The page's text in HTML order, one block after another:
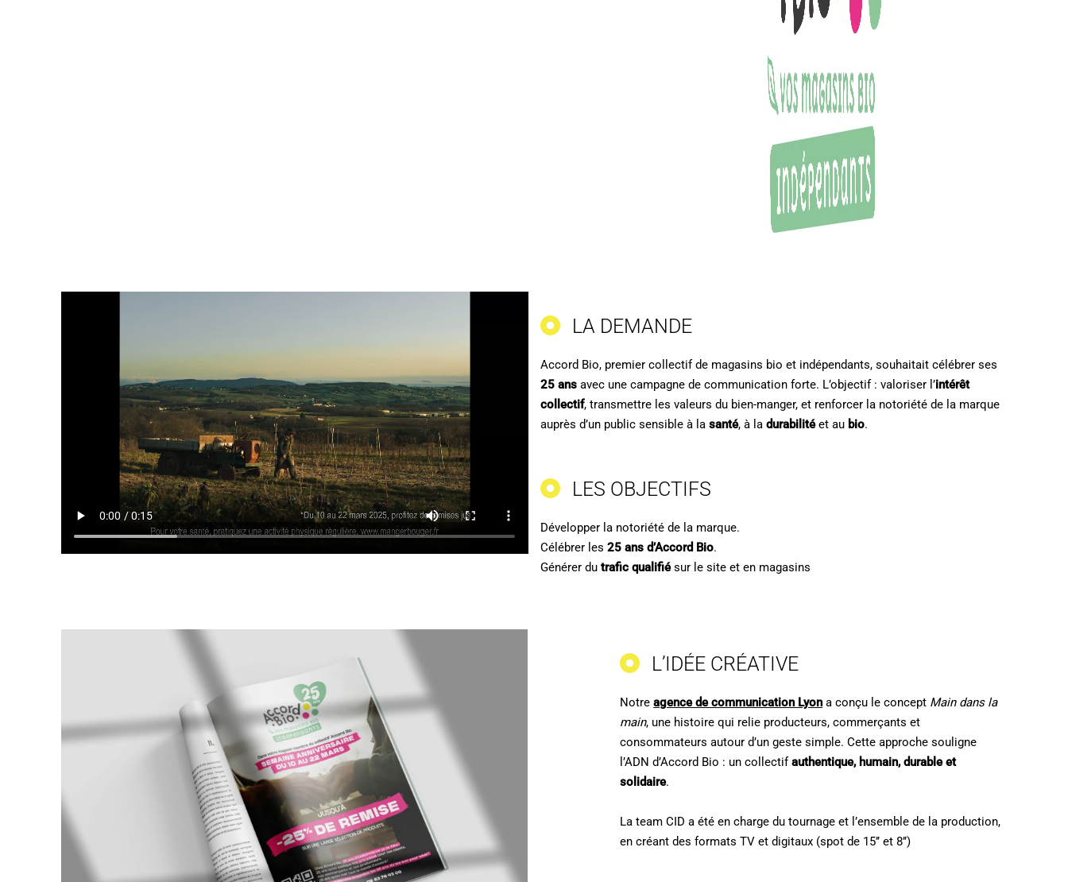
LA DEMANDE
Accord Bio, premier collectif de magasins bio et indépendants, souhaitait célébrer ses
25 ansavec une campagne de communication forte. L’objectif : valoriser l’intérêt
collectif, transmettre les valeurs du bien-manger, et renforcer la notoriété de la marque
auprès d’un public sensible à la santé, à la durabilitéet au bio.
LES OBJECTIFS
Développer la notoriété de la marque.
Célébrer les 25 ans d’Accord Bio.
Générer du trafic qualifiésur le site et en magasins
L’IDÉE CRÉATIVE
Notreagence de communication Lyon a conçu le concept Main dans la
main, une histoire qui relie producteurs, commerçants et
consommateurs autour d’un geste simple. Cette approche souligne
l’ADN d’Accord Bio : un collectifauthentique, humain, durable et
solidaire.
La team CID a été en charge du tournage et l’ensemble de la production,
en créant des formats TV et digitaux (spot de 15’’ et 8’’)